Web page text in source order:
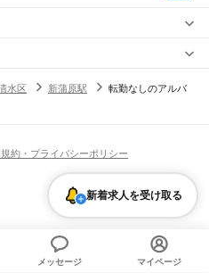
富士市
御前崎市菊川市伊豆の国市
榛原郡
富士宮駅
バー（BAR）・バーテンダー
（店長・マネージャー）
） ルートセールス
量販店・携帯販売（携帯ショップ）
販売
髪型・髪色自由
留学生・外国人活躍中
週2・3日からOK
週4日以上OK
水区 新蒲原駅
転勤なしのアルバ
新着求人を受け取る
約・プライバシーポリシー
メッセージ マイページ